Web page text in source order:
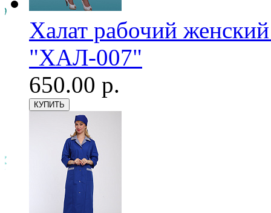
Халат рабочий
"ХАЛ-007"
650.00 р.